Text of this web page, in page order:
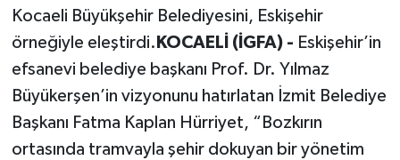
Kocaeli Büyükşehir Belediyesini, Eskişehir
örneğiyle eleştirdi. KOCAELİ (İGFA) - Eskişehir’in
efsanevi belediye başkanı Prof. Dr. Yılmaz
Büyükerşen’in vizyonunu hatırlatan İzmit Belediye
Başkanı Fatma Kaplan Hürriyet, “Bozkırın
ortasında tramvayla şehir dokuyan bir yönetim